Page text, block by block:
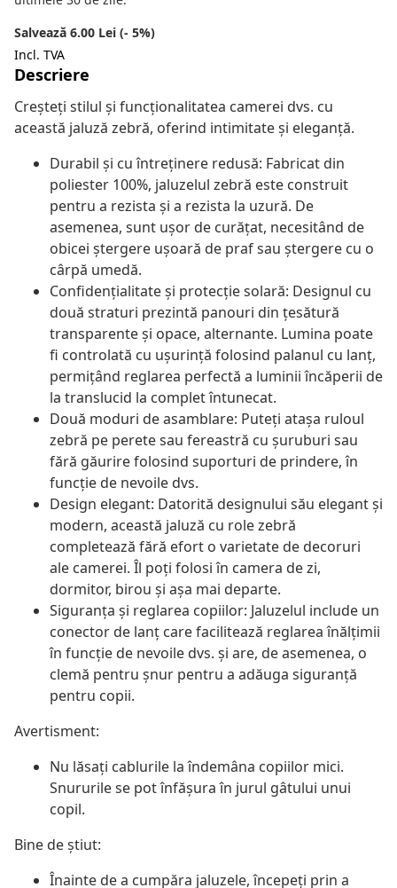
Salvează 6.00 Lei (- 5%)
Incl. TVA
Descriere
Creșteți stilul și funcționalitatea camerei dvs. cu
această jaluză zebră, oferind intimitate și eleganță.
Durabil și cu întreținere redusă: Fabricat din
poliester 100%, jaluzelul zebră este construit
pentru a rezista și a rezista la uzură. De
asemenea, sunt ușor de curățat, necesitând de
obicei ștergere ușoară de praf sau ștergere cu o
cârpă umedă.
Confidențialitate și protecție solară: Designul cu
două straturi prezintă panouri din țesătură
transparente și opace, alternante. Lumina poate
fi controlată cu ușurință folosind palanul cu lanț,
permițând reglarea perfectă a luminii încăperii de
la translucid la complet întunecat.
Două moduri de asamblare: Puteți atașa ruloul
zebră pe perete sau fereastră cu șuruburi sau
fără găurire folosind suporturi de prindere, în
funcție de nevoile dvs.
Design elegant: Datorită designului său elegant și
modern, această jaluză cu role zebră
completează fără efort o varietate de decoruri
ale camerei. Îl poți folosi în camera de zi,
dormitor, birou și așa mai departe.
Siguranța și reglarea copiilor: Jaluzelul include un
conector de lanț care facilitează reglarea înălțimii
în funcție de nevoile dvs. și are, de asemenea, o
clemă pentru șnur pentru a adăuga siguranță
pentru copii.
Avertisment:
Nu lăsați cablurile la îndemâna copiilor mici.
Snururile se pot înfăşura în jurul gâtului unui
copil.
Bine de știut:
Înainte de a cumpăra jaluzele, începeți prin a